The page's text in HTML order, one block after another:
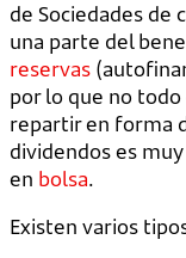
de Sociedades de
una parte del
reservas
por lo que no
repartir en forma
dividendos es
en bolsa.
Existen varios